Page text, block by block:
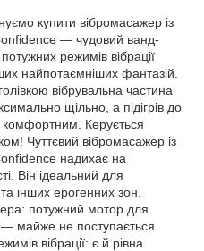
купити вібромасажер із
— чудовий ванд-
режимів вібрації
найпотаємніших фантазій.
вібрувальна частина
щільно, а підігрів до
Керується
Чуттєвий вібромасажер із
надихає на
Він ідеальний для
інших ерогенних зон.
потужний мотор для
— майже не поступається
вібрації: є й рівна